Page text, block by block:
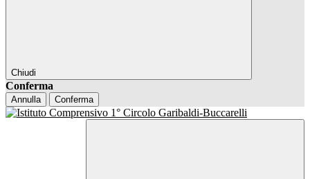
Chiudi
Conferma
Annulla Conferma